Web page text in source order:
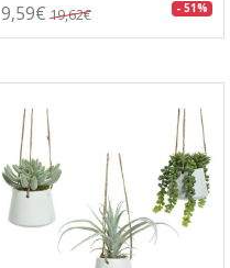
9,59€ 19,62€ - 51%